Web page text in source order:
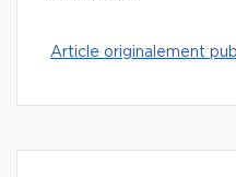
Article originalement